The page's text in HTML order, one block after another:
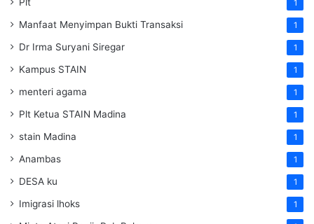
1
Manfaat Menyimpan Bukti Transaksi 1
Dr Irma Suryani Siregar 1
Kampus STAIN 1
menteri agama 1
Plt Ketua STAIN Madina 1
stain Madina 1
Anambas 1
DESA ku 1
Imigrasi lhoks 1